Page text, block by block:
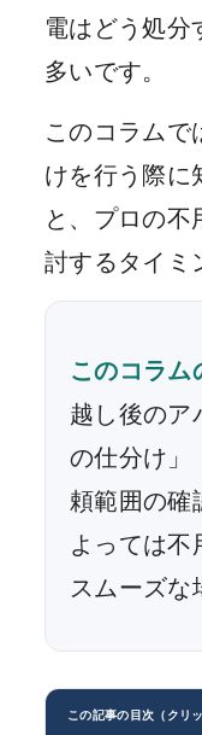
電はどう処分
多いです。
このコラムで
けを行う際に
と、プロの不
討するタイミ
このコラム
越し後のア
の仕分け」
頼範囲の確
よっては不
スムーズな
この記事の目次（クリ